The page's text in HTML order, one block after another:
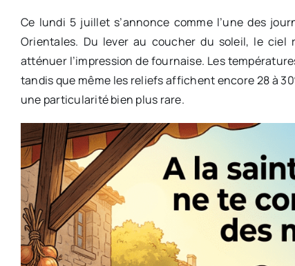
Ce lundi 5 juillet s’annonce comme l’une des
Orientales. Du lever au coucher du soleil, le ciel
atténuer l’impression de fournaise. Les
tandis que même les reliefs affichent encore 28 à
une particularité bien plus rare.